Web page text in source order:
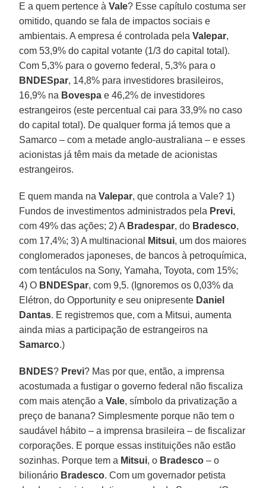
E a quem pertence àVale? Esse capítulo costuma ser
omitido, quando se fala de impactos sociais e
ambientais. A empresa é controlada pelaValepar,
com 53,9% do capital votante (1/3 do capital total).
Com 5,3% para o governo federal, 5,3% para o
BNDESpar, 14,8% para investidores brasileiros,
16,9% na Bovespa e 46,2% de investidores
estrangeiros (este percentual cai para 33,9% no caso
do capital total). De qualquer forma já temos que a
Samarco – com a metade anglo-australiana – e esses
acionistas já têm mais da metade de acionistas
estrangeiros.
E quem manda naValepar, que controla a Vale? 1)
Fundos de investimentos administrados pela Previ,
com 49% das ações; 2) A Bradespar, do Bradesco,
com 17,4%; 3) A multinacional
Mitsui, um dos maiores
conglomerados japoneses, de bancos à petroquímica,
com tentáculos na Sony, Yamaha, Toyota, com 15%;
4) O BNDESpar, com 9,5. (Ignoremos os 0,03% da
Elétron, do Opportunity e seu onipresente Daniel
Dantas. E registremos que, com a Mitsui, aumenta
ainda mias a participação de estrangeiros na
Samarco.)
BNDES? Previ? Mas por que, então, a imprensa
acostumada a fustigar o governo federal não fiscaliza
com mais atenção aVale, símbolo da privatização a
preço de banana? Simplesmente porque não tem o
saudável hábito – a imprensa brasileira – de fiscalizar
corporações. E porque essas instituições não estão
sozinhas. Porque tem a Mitsui, o Bradesco – o
bilionário Bradesco. Com um governador petista